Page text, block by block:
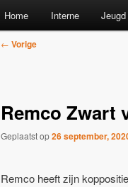
Home Interne Jeugd
Bericht
← Vorige
Remco Zwart
Geplaatst op26 september,
Remco heeft zijn